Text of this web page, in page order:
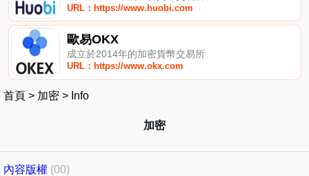
URL：https://www.huobi.com
歐易OKX
成立於2014年的加密貨幣交易所
URL：https://www.okx.com
首頁 > 加密 > Info
加密
內容版權 (00)